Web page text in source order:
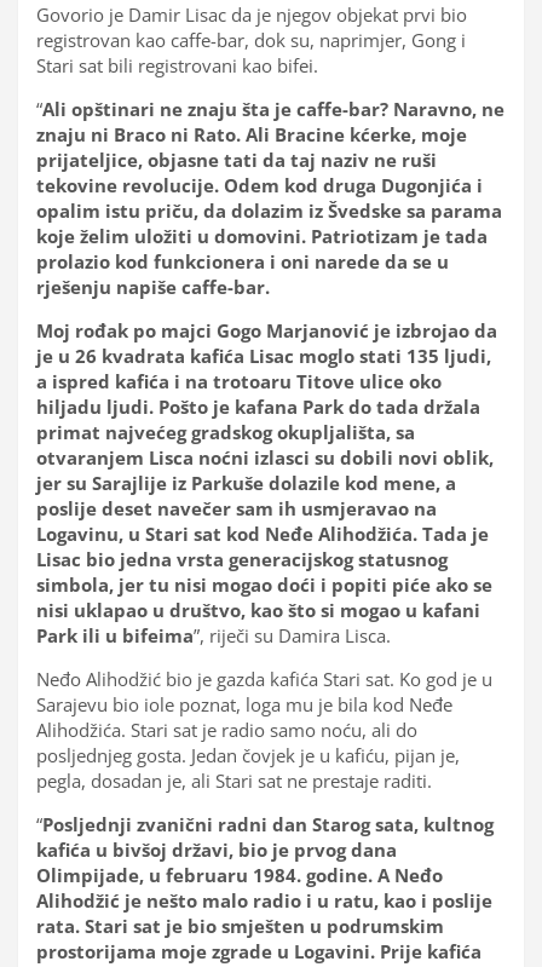
Govorio je Damir Lisac da je njegov objekat prvi bio
registrovan kao caffe-bar, dok su, naprimjer, Gong i
Stari sat bili registrovani kao bifei.
“Ali opštinari ne znaju šta je caffe-bar? Naravno, ne
znaju ni Braco ni Rato. Ali Bracine kćerke, moje
prijateljice, objasne tati da taj naziv ne ruši
tekovine revolucije. Odem kod druga Dugonjića i
opalim istu priču, da dolazim iz Švedske sa parama
koje želim uložiti u domovini. Patriotizam je tada
prolazio kod funkcionera i oni narede da se u
rješenju napiše caffe-bar.
Moj rođak po majci Gogo Marjanović je izbrojao da
je u 26 kvadrata kafića Lisac moglo stati 135 ljudi,
a ispred kafića i na trotoaru Titove ulice oko
hiljadu ljudi. Pošto je kafana Park do tada držala
primat najvećeg gradskog okupljališta, sa
otvaranjem Lisca noćni izlasci su dobili novi oblik,
jer su Sarajlije iz Parkuše dolazile kod mene, a
poslije deset navečer sam ih usmjeravao na
Logavinu, u Stari sat kod Neđe Alihodžića. Tada je
Lisac bio jedna vrsta generacijskog statusnog
simbola, jer tu nisi mogao doći i popiti piće ako se
nisi uklapao u društvo, kao što si mogao u kafani
Park ili u bifeima”, riječi su Damira Lisca.
Neđo Alihodžić bio je gazda kafića Stari sat. Ko god je u
Sarajevu bio iole poznat, loga mu je bila kod Neđe
Alihodžića. Stari sat je radio samo noću, ali do
posljednjeg gosta. Jedan čovjek je u kafiću, pijan je,
pegla, dosadan je, ali Stari sat ne prestaje raditi.
“Posljednji zvanični radni dan Starog sata, kultnog
kafića u bivšoj državi, bio je prvog dana
Olimpijade, u februaru 1984. godine. A Neđo
Alihodžić je nešto malo radio i u ratu, kao i poslije
rata. Stari sat je bio smješten u podrumskim
prostorijama moje zgrade u Logavini. Prije kafića